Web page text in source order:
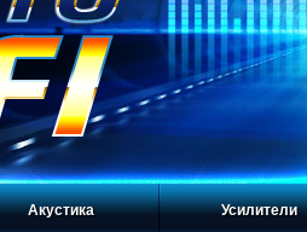
Акустика Усилители